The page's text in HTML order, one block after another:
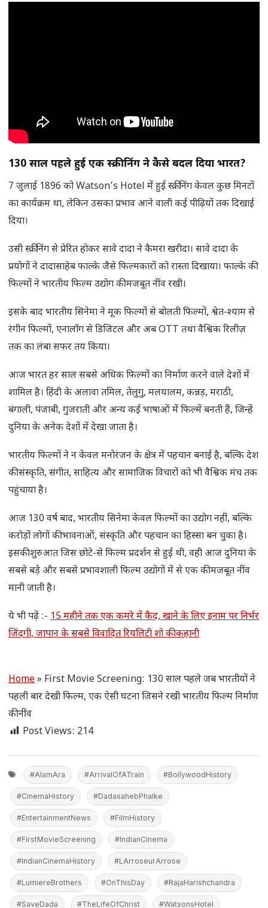
130 साल पहले हुई एक स्क्रीनिंग ने कैसे बदल दिया भारत?
7 जुलाई 1896 को Watson’s Hotel में हुई स्क्रीनिंग केवल कुछ मिनटों
का कार्यक्रम था, लेकिन उसका प्रभाव आने वाली कई पीढ़ियों तक दिखाई
दिया।
उसी स्क्रीनिंग से प्रेरित होकर सावे दादा ने कैमरा खरीदा। सावे दादा के
प्रयोगों ने दादासाहेब फाल्के जैसे फिल्मकारों को रास्ता दिखाया। फाल्के की
फिल्मों ने भारतीय फिल्म उद्योग की मजबूत नींव रखी।
इसके बाद भारतीय सिनेमा ने मूक फिल्मों से बोलती फिल्मों, श्वेत-श्याम से
रंगीन फिल्मों, एनालॉग से डिजिटल और अब OTT तथा वैश्विक रिलीज़
तक का लंबा सफर तय किया।
आज भारत हर साल सबसे अधिक फिल्मों का निर्माण करने वाले देशों में
शामिल है। हिंदी के अलावा तमिल, तेलुगु, मलयालम, कन्नड़, मराठी,
बंगाली, पंजाबी, गुजराती और अन्य कई भाषाओं में फिल्में बनती हैं, जिन्हें
दुनिया के अनेक देशों में देखा जाता है।
भारतीय फिल्मों ने न केवल मनोरंजन के क्षेत्र में पहचान बनाई है, बल्कि देश
की संस्कृति, संगीत, साहित्य और सामाजिक विचारों को भी वैश्विक मंच तक
पहुंचाया है।
आज 130 वर्ष बाद, भारतीय सिनेमा केवल फिल्मों का उद्योग नहीं, बल्कि
करोड़ों लोगों की भावनाओं, संस्कृति और पहचान का हिस्सा बन चुका है।
इसकी शुरुआत जिस छोटे-से फिल्म प्रदर्शन से हुई थी, वही आज दुनिया के
सबसे बड़े और सबसे प्रभावशाली फिल्म उद्योगों में से एक की मजबूत नींव
मानी जाती है।
ये भी पढ़ें :- 15 महीने तक एक कमरे में कैद, खाने के लिए इनाम पर निर्भर
जिंदगी, जापान के सबसे विवादित रियलिटी शो की कहानी
Home» First Movie Screening: 130 साल पहले जब भारतीयों ने
पहली बार देखी फिल्म, एक ऐसी घटना जिसने रखी भारतीय फिल्म निर्माण
की नींव
Post Views: 214
#AlamAra #ArrivalOfATrain #BollywoodHistory
#CinemaHistory #DadasahebPhalke
#EntertainmentNews #FilmHistory
#FirstMovieScreening #IndianCinema
#IndianCinemaHistory #LArroseurArrose
#LumiereBrothers #OnThisDay #RajaHarishchandra
#SaveDada #TheLifeOfChrist #WatsonsHotel